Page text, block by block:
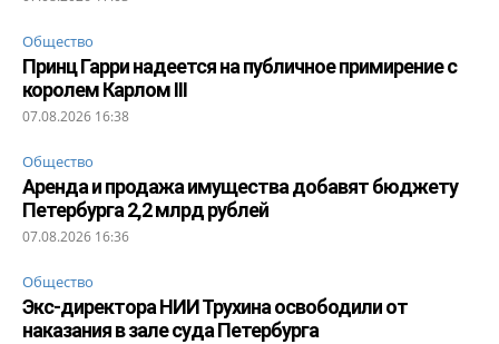
Общество
Принц Гарри надеется на публичное примирение с
королем Карлом III
07.08.2026 16:38
Общество
Аренда и продажа имущества добавят бюджету
Петербурга 2,2 млрд рублей
07.08.2026 16:36
Общество
Экс-директора НИИ Трухина освободили от
наказания в зале суда Петербурга